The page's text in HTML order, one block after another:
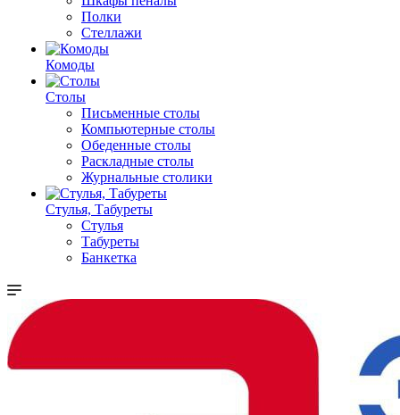
Полки
Стеллажи
Комоды
Столы
Письменные столы
Компьютерные столы
Обеденные столы
Раскладные столы
Журнальные столики
Стулья, Табуреты
Стулья
Табуреты
Банкетка